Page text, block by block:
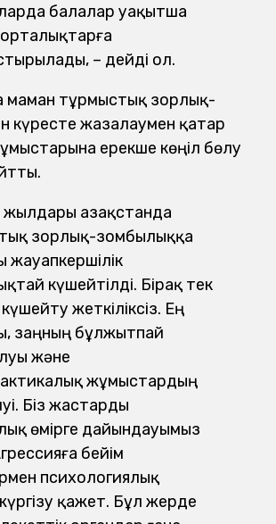
балалар уақытша
– дейді ол.
маман тұрмыстық зорлық-
күресте жазалаумен қатар
ерекше көңіл бөлу
Қазақстанда
зорлық-зомбылыққа
жауапкершілік
күшейтілді. Бірақ тек
жеткіліксіз. Ең
заңның бұлжытпай
және
жұмыстардың
Біз жастарды
өмірге дайындауымыз
бейім
психология­лық
қажет. Бұл жерде